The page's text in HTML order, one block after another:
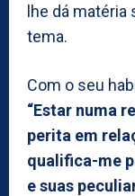
lhe dá
tema.
Com o seu
“Estar numa
perita em
qualifica-me
e suas